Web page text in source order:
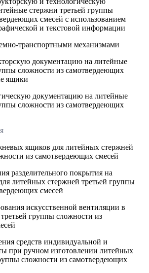
стержни третьей группы
смесей с использованием
и текстовой информации
транспортными механизмами
документацию на литейные
сложности из самотвердеющих
ящики
документацию на литейные
сложности из самотвердеющих
ящиков для литейных стержней
из самотвердеющих смесей
разделительного покрытия на
литейных стержней третьей группы
смесей
искусственной вентиляции в
группы сложности из
средств индивидуальной и
при ручном изготовлении литейных
сложности из самотвердеющих